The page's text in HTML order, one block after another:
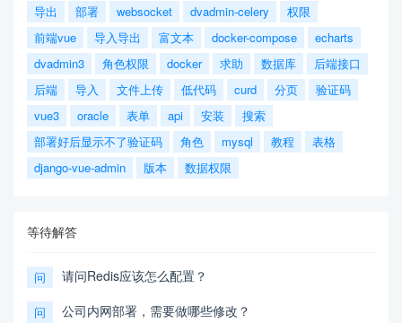
导出
部署 websocket dvadmin-celery
权限
前端vue
导入导出 富文本 docker-compose
echarts
dvadmin3
角色权限 docker 求助 数据库
后端接口
后端
导入 文件上传 低代码 curd 分页
验证码
vue3
oracle 表单 api 安装
搜索
部署好后显示不了验证码
角色 mysql 教程
表格
django-vue-admin
版本 数据权限
等待解答
问 请问Redis应该怎么配置？
问 公司内网部署，需要做哪些修改？